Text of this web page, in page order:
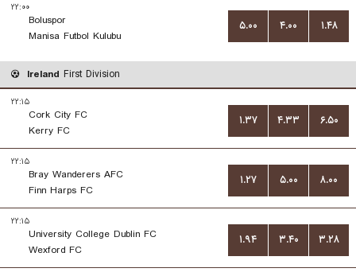
۲۲:۰۰
Boluspor
Manisa Futbol Kulubu
۵.۰۰ ۴.۰۰ ۱.۴۸
Ireland First Division
۲۲:۱۵
Cork City FC
Kerry FC
۱.۳۷ ۴.۳۳ ۶.۵۰
۲۲:۱۵
Bray Wanderers AFC
Finn Harps FC
۱.۲۷ ۵.۰۰ ۸.۰۰
۲۲:۱۵
University College Dublin FC
Wexford FC
۱.۹۴ ۳.۴۰ ۳.۲۸